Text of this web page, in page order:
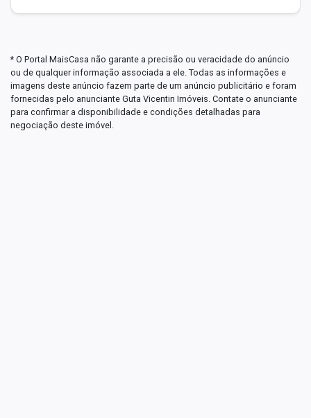
* O Portal MaisCasa não garante a precisão ou veracidade do anúncio
ou de qualquer informação associada a ele. Todas as informações e
imagens deste anúncio fazem parte de um anúncio publicitário e foram
fornecidas pelo anunciante Guta Vicentin Imóveis. Contate o anunciante
para confirmar a disponibilidade e condições detalhadas para
negociação deste imóvel.